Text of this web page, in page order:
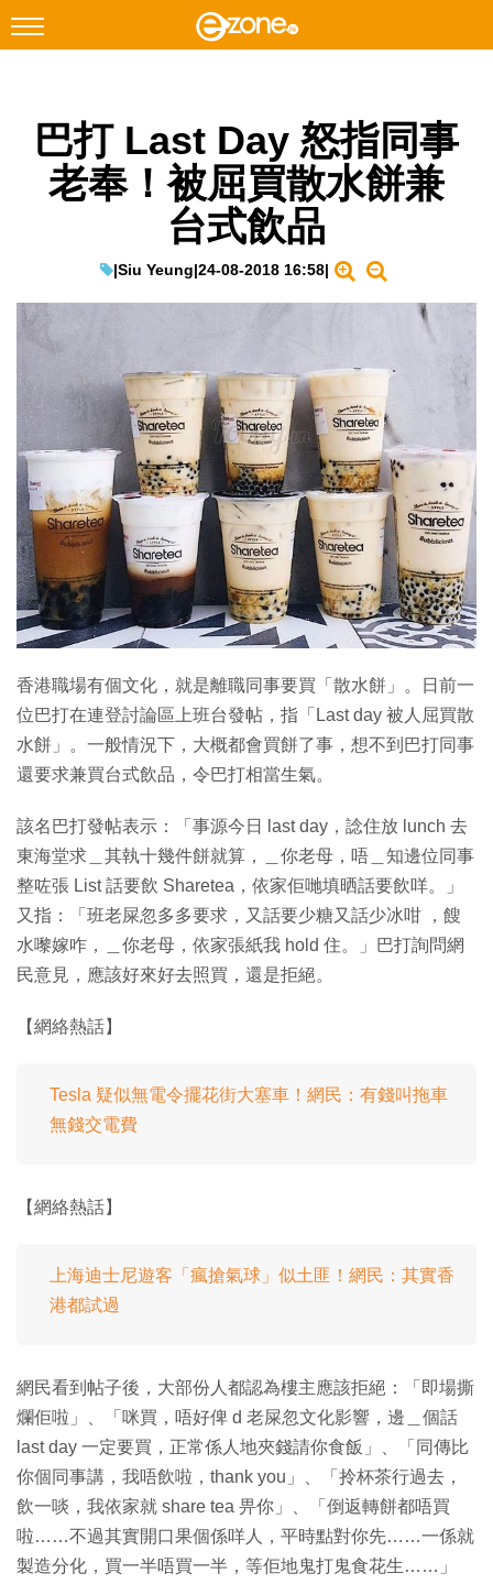
Facebook Instagram
科技焦點
教學評測
EduTech
IT Times
生成式AI與雲端應用
Enterprise Digital Transformation
特集
巴打 Last Day 怒指同事
老奉！被屈買散水餅兼
台式飲品
|Siu Yeung|24-08-2018 16:58|
香港職場有個文化，就是離職同事要買「散水餅」。日前一
位巴打在連登討論區上班台發帖，指「Last day 被人屈買散
水餅」。一般情況下，大概都會買餅了事，想不到巴打同事
還要求兼買台式飲品，令巴打相當生氣。
該名巴打發帖表示：「事源今日 last day，諗住放 lunch 去
東海堂求＿其執十幾件餅就算，＿你老母，唔＿知邊位同事
整咗張 List 話要飲 Sharetea，依家佢哋填晒話要飲咩。」
又指：「班老屎忽多多要求，又話要少糖又話少冰咁 ，餿
水嚟嫁咋，＿你老母，依家張紙我 hold 住。」巴打詢問網
民意見，應該好來好去照買，還是拒絕。
【網絡熱話】
Tesla 疑似無電令擺花街大塞車！網民：有錢叫拖車
無錢交電費
【網絡熱話】
上海迪士尼遊客「瘋搶氣球」似土匪！網民：其實香
港都試過
網民看到帖子後，大部份人都認為樓主應該拒絕：「即場撕
爛佢啦」、「咪買，唔好俾 d 老屎忽文化影響，邊＿個話
last day 一定要買，正常係人地夾錢請你食飯」、「同傳比
你個同事講，我唔飲啦，thank you」、「拎杯茶行過去，
飲一啖，我依家就 share tea 畀你」、「倒返轉餅都唔買
啦……不過其實開口果個係咩人，平時點對你先……一係就
製造分化，買一半唔買一半，等佢地鬼打鬼食花生……」